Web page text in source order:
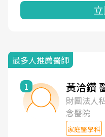
最多人推薦醫師
1 黃洽鑽
財團法人
念醫院
家庭醫學科